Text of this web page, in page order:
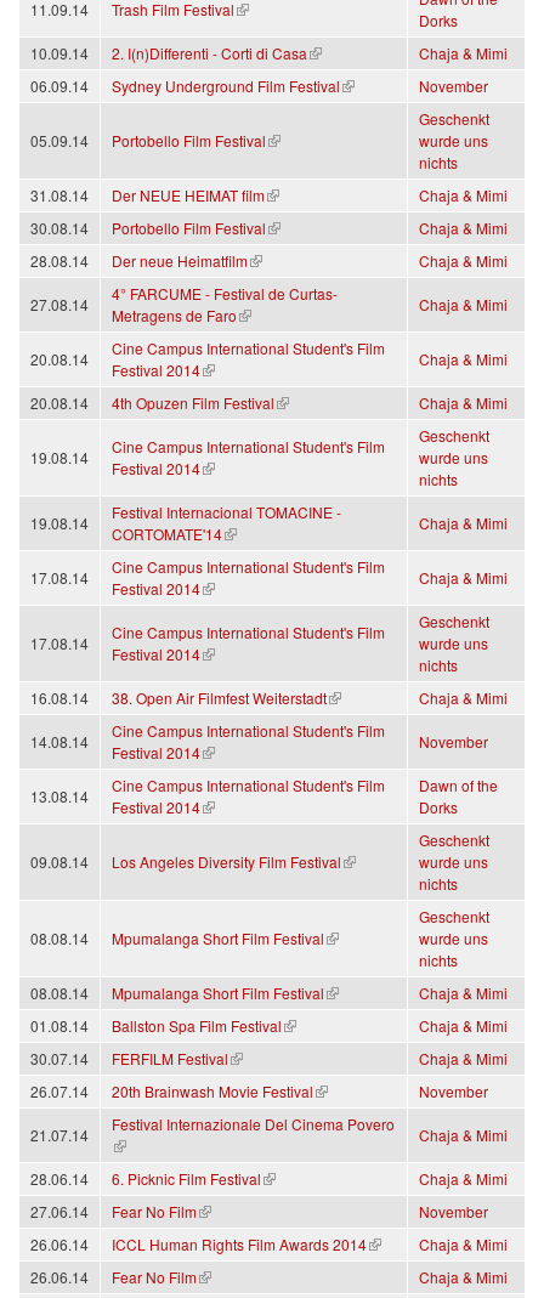
11.09.14 Trash Film Festival
(link is external)
Dorks
10.09.14
2. I(n)Differenti - Corti di Casa
(link is external)
Chaja & Mimi
06.09.14
Sydney Underground Film Festival
(link is external) November
05.09.14 Portobello Film Festival
(link is external)
Geschenkt
wurde uns
nichts
31.08.14
Der NEUE HEIMAT film
(link is external)
Chaja & Mimi
30.08.14
Portobello Film Festival
(link is external)
Chaja & Mimi
28.08.14
Der neue Heimatfilm
(link is external) Chaja & Mimi
27.08.14
4° FARCUME - Festival de Curtas-
Metragens de Faro
(link is external)
Chaja & Mimi
20.08.14
Cine Campus International Student's Film
Festival 2014
(link is external)
Chaja & Mimi
20.08.14 4th Opuzen Film Festival
(link is external) Chaja & Mimi
19.08.14
Cine Campus International Student's Film
Festival 2014
(link is external)
Geschenkt
wurde uns
nichts
19.08.14
Festival Internacional TOMACINE -
CORTOMATE'14
(link is external)
Chaja & Mimi
17.08.14
Cine Campus International Student's Film
Festival 2014
(link is external)
Chaja & Mimi
17.08.14
Cine Campus International Student's Film
Festival 2014
(link is external)
Geschenkt
wurde uns
nichts
16.08.14
38. Open Air Filmfest Weiterstadt
(link is external) Chaja & Mimi
14.08.14
Cine Campus International Student's Film
Festival 2014
(link is external)
November
13.08.14
Cine Campus International Student's Film
Festival 2014
(link is external)
Dawn of the
Dorks
09.08.14 Los Angeles Diversity Film Festival
(link is external)
Geschenkt
wurde uns
nichts
08.08.14 Mpumalanga Short Film Festival
(link is external)
Geschenkt
wurde uns
nichts
08.08.14
Mpumalanga Short Film Festival
(link is external)
Chaja & Mimi
01.08.14
Ballston Spa Film Festival
(link is external)
Chaja & Mimi
30.07.14
FERFILM Festival
(link is external)
Chaja & Mimi
26.07.14
20th Brainwash Movie Festival
(link is external) November
21.07.14
Festival Internazionale Del Cinema Povero
(link is external)
Chaja & Mimi
28.06.14 6. Picknic Film Festival
(link is external)
Chaja & Mimi
27.06.14
Fear No Film
(link is external)
November
26.06.14
ICCL Human Rights Film Awards 2014
(link is external)
Chaja & Mimi
26.06.14
Fear No Film
(link is external)
Chaja & Mimi